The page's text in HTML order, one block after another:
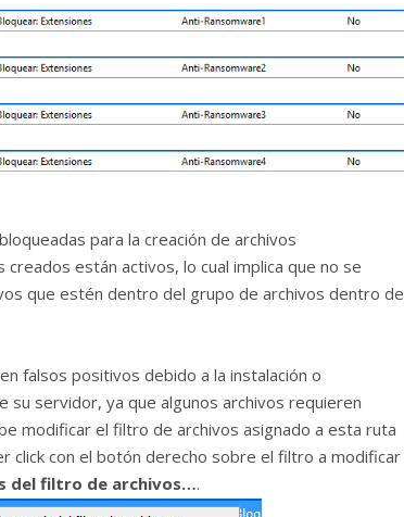
para la creación de archivos
creados están activos, lo cual implica que no se
que estén dentro del grupo de archivos dentro de
falsos positivos debido a la instalación o
servidor, ya que algunos archivos requieren
modificar el filtro de archivos asignado a esta ruta
click con el botón derecho sobre el filtro a modificar
del filtro de archivos….